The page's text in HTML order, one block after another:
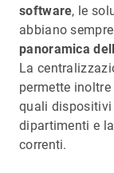
software, le
abbiano
panoramica
La
permette
quali dispositivi
dipartimenti e
correnti.